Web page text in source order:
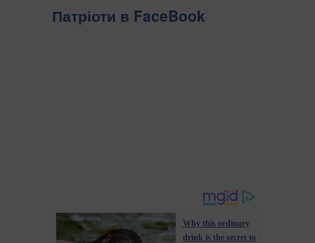
Патріоти в FaceBook
Why this ordinary
drink is the secret to